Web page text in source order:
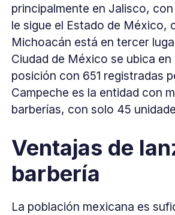
principalmente en Jalisco, con
le sigue el Estado de México,
Michoacán está en tercer
Ciudad de México se ubica
posición con 651 registradas
Campeche es la entidad con
barberías, con solo 45
Ventajas de
barbería
La población mexicana es